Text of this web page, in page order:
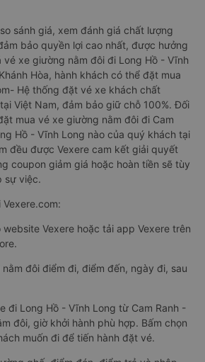
sánh giá, xem đánh giá chất lượng
bảo quyền lợi cao nhất, được hưởng
vé xe giường nằm đôi đi Long Hồ - Vĩnh
Hòa, hành khách có thể đặt mua
Hệ thống đặt vé xe khách chất
Việt Nam, đảm bảo giữ chỗ 100%. Đối
mua vé xe giường nằm đôi đi Cam
Hồ - Vĩnh Long nào của quý khách tại
đều được Vexere cam kết giải quyết
coupon giảm giá hoặc hoàn tiền sẽ tùy
sự việc.
Vexere hoặc tải app Vexere trên
đôi điểm đi, điểm đến, ngày đi, sau
đi Long Hồ - Vĩnh Long từ Cam Ranh -
đôi, giờ khởi hành phù hợp. Bấm chọn
muốn đi để tiến hành đặt vé.